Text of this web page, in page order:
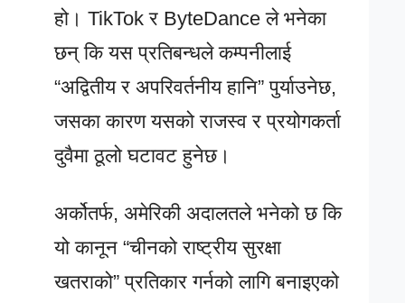
हो। TikTok र ByteDance ले भनेका
छन् कि यस प्रतिबन्धले कम्पनीलाई
“अद्वितीय र अपरिवर्तनीय हानि” पुर्याउनेछ,
जसका कारण यसको राजस्व र प्रयोगकर्ता
दुवैमा ठूलो घटावट हुनेछ।
अर्कोतर्फ, अमेरिकी अदालतले भनेको छ कि
यो कानून “चीनको राष्ट्रीय सुरक्षा
खतराको” प्रतिकार गर्नको लागि बनाइएको